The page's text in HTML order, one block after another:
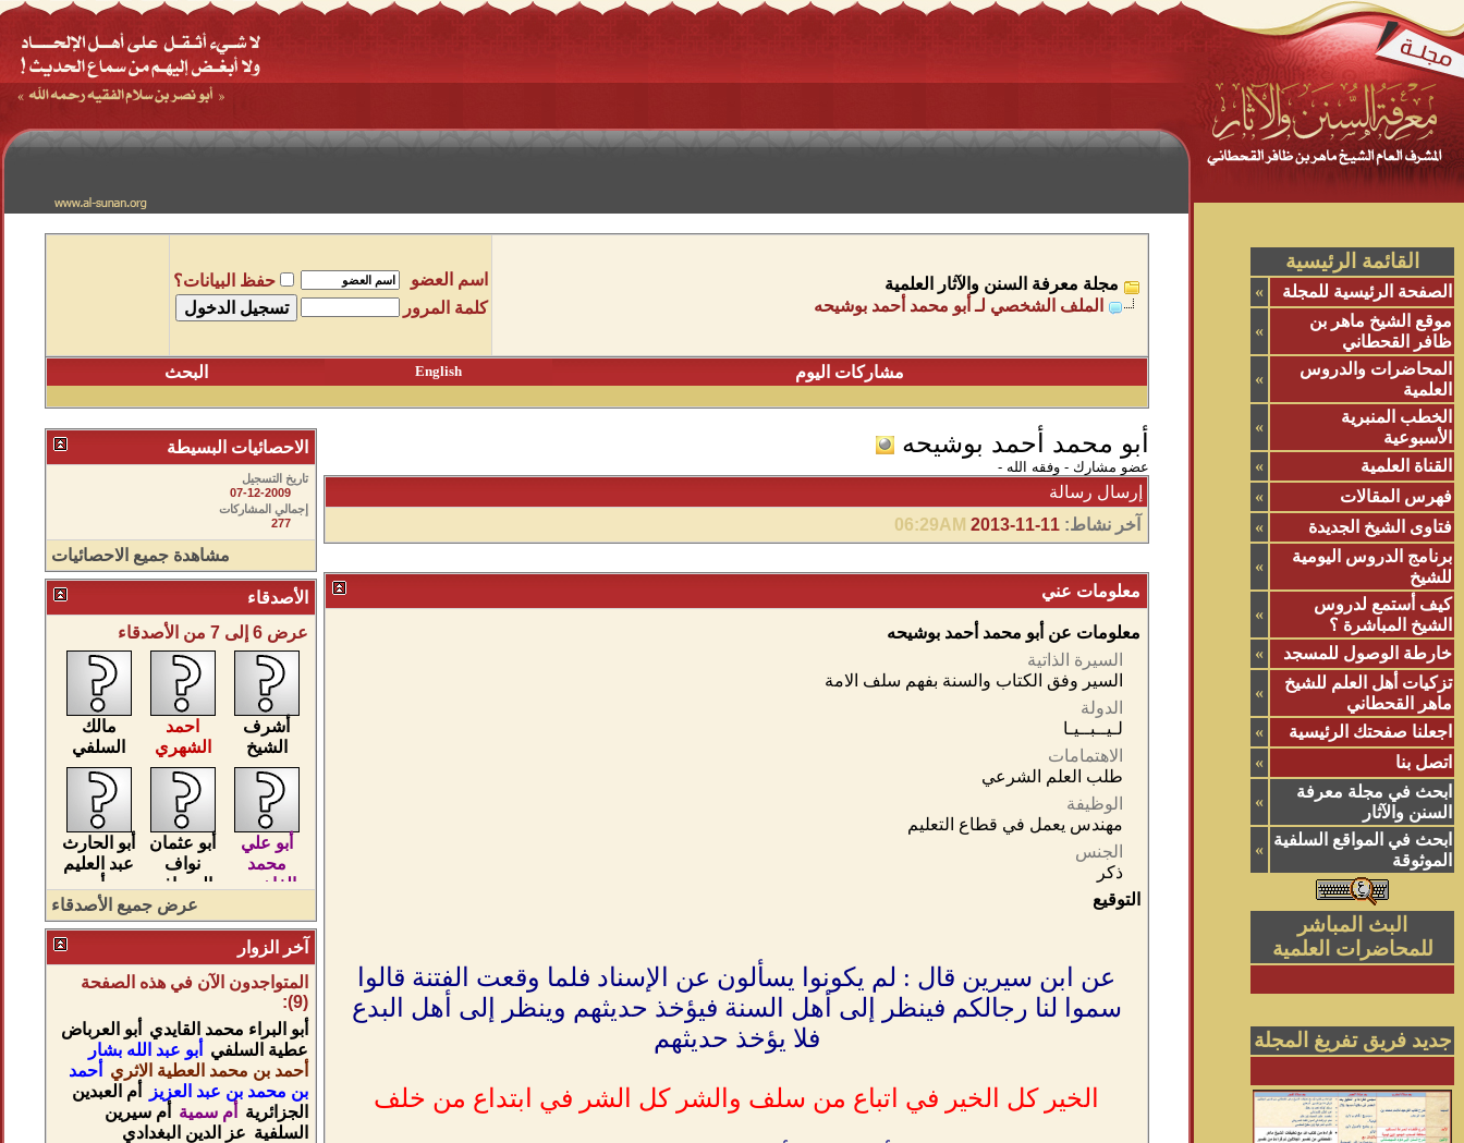
القائمة الرئيسية
الصفحة الرئيسية للمجلة
»
موقع الشيخ ماهر بن
ظافر القحطاني
»
المحاضرات والدروس
العلمية
»
الخطب المنبرية
الأسبوعية
»
القناة العلمية
»
فهرس المقالات
»
فتاوى الشيخ الجديدة
»
برنامج الدروس اليومية
للشيخ
»
كيف أستمع لدروس
الشيخ المباشرة ؟
»
خارطة الوصول للمسجد
»
تزكيات أهل العلم للشيخ
ماهر القحطاني
»
اجعلنا صفحتك الرئيسية
»
اتصل بنا
»
ابحث في مجلة معرفة
السنن والآثار
»
ابحث في المواقع السلفية
الموثوقة
»
البث المباشر
للمحاضرات العلمية
جديد فريق تفريغ المجلة
مجلة معرفة السنن والآثار العلمية
الملف الشخصي لـ أبو محمد أحمد بوشيحه
اسم العضو
حفظ البيانات؟
كلمة المرور
مشاركات اليوم English البحث
أبو محمد أحمد بوشيحه
عضو مشارك - وفقه الله -
إرسال رسالة
آخر نشاط:
06:29AM
معلومات عني
معلومات عن أبو محمد أحمد بوشيحه
السيرة الذاتية
السير وفق الكتاب والسنة بفهم سلف الامة
الدولة
لـيــبــيـا
الاهتمامات
طلب العلم الشرعي
الوظيفة
مهندس يعمل في قطاع التعليم
الجنس
ذكر
التوقيع
عن ابن سيرين قال : لم يكونوا يسألون عن الإسناد فلما وقعت الفتنة قالوا
سموا لنا رجالكم فينظر إلى أهل السنة فيؤخذ حديثهم وينظر إلى أهل البدع
فلا يؤخذ حديثهم
الخير كل الخير في اتباع من سلف والشر كل الشر في ابتداع من خلف
الاحصائيات البسيطة
تاريخ التسجيل
07-12-2009
إجمالي المشاركات
277
مشاهدة جميع الاحصائيات
الأصدقاء
عرض 6 إلى 7 من الأصدقاء
أشرف
الشيخ
احمد
الشهري
مالك
السلفي
أبو علي
محمد
الفاخري
أبو عثمان
نواف
المسافر
أبو الحارث
عبد العليم
بن أحمد
عرض جميع الأصدقاء
آخر الزوار
المتواجدون الآن في هذه الصفحة
(9):
أبو البراء محمد القايدي
أبو العرباض
عطية السلفي
أبو عبد الله بشار
أحمد بن محمد العطية الاثري
أحمد
بن محمد بن عبد العزيز
أم العبدين
الجزائرية
أم سمية
أم سيرين
السلفية عز الدين البغدادي